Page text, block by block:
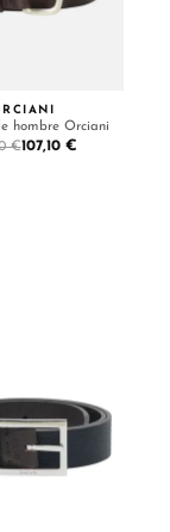
hombre Orciani
€107,10 €